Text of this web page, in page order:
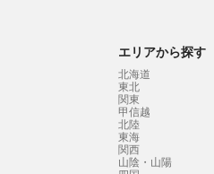
エリアから探す
北海道
東北
関東
甲信越
北陸
東海
関西
山陰・山陽